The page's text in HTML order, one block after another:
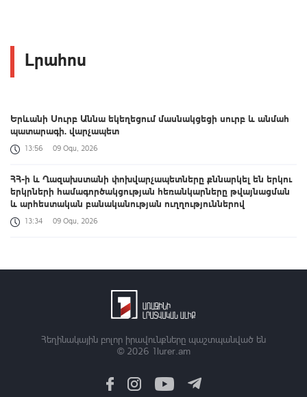
Լրահոս
Երևանի Սուրբ Աննա եկեղեցում մասնակցեցի սուրբ և անմահ
պատարագի. վարչապետ
13:56 09 Օգս, 2026
ՀՀ-ի և Ղազախստանի փոխվարչապետները քննարկել են երկու
երկրների համագործակցության հեռանկարները թվայնացման
և արհեստական բանականության ուղղություններով
13:34 09 Օգս, 2026
Արգամ Աբրահամյանը կալանավորվել է. ՔԿ
Հեղինակային բոլոր իրավունքները պաշտպանված են
© 2026 1lurer.am